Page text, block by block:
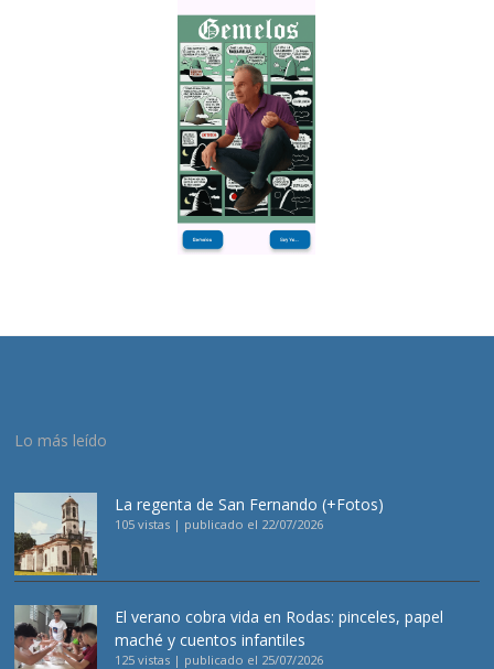
Lo más leído
La regenta de San Fernando (+Fotos)
105 vistas | publicado el 22/07/2026
El verano cobra vida en Rodas: pinceles, papel
maché y cuentos infantiles
125 vistas | publicado el 25/07/2026